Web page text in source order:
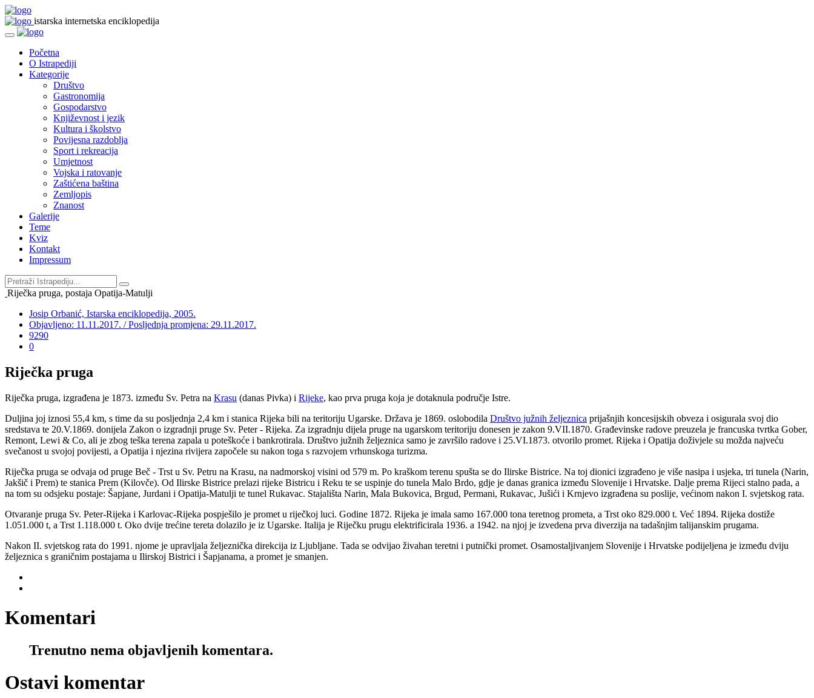
istarska internetska enciklopedija
Početna
O Istrapediji
Kategorije
Društvo
Gastronomija
Gospodarstvo
Književnost i jezik
Kultura i školstvo
Povijesna razdoblja
Sport i rekreacija
Umjetnost
Vojska i ratovanje
Zaštićena baština
Zemljopis
Znanost
Galerije
Teme
Kviz
Kontakt
Impressum
Riječka pruga, postaja Opatija-Matulji
Josip Orbanić, Istarska enciklopedija, 2005.
Objavljeno: 11.11.2017. / Posljednja promjena: 29.11.2017.
9290
0
Riječka pruga
Riječka pruga, izgrađena je 1873. između Sv. Petra na Krasu (danas Pivka) i Rijeke, kao prva pruga koja je dotaknula područje Istre.
Duljina joj iznosi 55,4 km, s time da su posljednja 2,4 km i stanica Rijeka bili na teritoriju Ugarske. Država je 1869. oslobodila Društvo južnih željeznica prijašnjih koncesijskih obveza i osigurala svoj dio
sredstava te 20.V.1869. donijela Zakon o izgradnji pruge Sv. Peter - Rijeka. Za izgradnju dijela pruge na ugarskom teritoriju donesen je zakon 9.VII.1870. Građevinske radove preuzela je francuska tvrtka Gober,
Remont, Lewi & Co, ali je zbog teška terena zapala u poteškoće i bankrotirala. Društvo južnih željeznica samo je završilo radove i 25.VI.1873. otvorilo promet. Rijeka i Opatija doživjele su možda najveću
svečanost u svojoj povijesti, a Opatija i njezina rivijera započele su nakon toga s razvojem vrhunskoga turizma.
Riječka pruga se odvaja od pruge Beč - Trst u Sv. Petru na Krasu, na nadmorskoj visini od 579 m. Po kraškom terenu spušta se do Ilirske Bistrice. Na toj dionici izgrađeno je više nasipa i usjeka, tri tunela (Narin,
Jakšič i Prem) te stanica Prem (Kilovče). Od Ilirske Bistrice prelazi rijeke Bistricu i Reku te se uspinje do tunela Malo Brdo, gdje je danas granica između Slovenije i Hrvatske. Dalje prema Rijeci stalno pada, a
na tom su odsjeku postaje: Šapjane, Jurdani i Opatija-Matulji te tunel Rukavac. Stajališta Narin, Mala Bukovica, Brgud, Permani, Rukavac, Jušići i Krnjevo izgrađena su poslije, većinom nakon I. svjetskog rata.
Otvaranje pruga Sv. Peter-Rijeka i Karlovac-Rijeka pospješilo je promet u riječkoj luci. Godine 1872. Rijeka je imala samo 167.000 tona teretnog prometa, a Trst oko 829.000 t. Već 1894. Rijeka dostiže
1.051.000 t, a Trst 1.118.000 t. Oko dvije trećine tereta dolazilo je iz Ugarske. Italija je Riječku prugu elektrificirala 1936. a 1942. na njoj je izvedena prva diverzija na tadašnjim talijanskim prugama.
Nakon II. svjetskog rata do 1991. njome je upravljala željeznička direkcija iz Ljubljane. Tada se odvijao živahan teretni i putnički promet. Osamostaljivanjem Slovenije i Hrvatske podijeljena je između dviju
željeznica s graničnim postajama u Ilirskoj Bistrici i Šapjanama, a promet je smanjen.
Komentari
Trenutno nema objavljenih komentara.
Ostavi komentar